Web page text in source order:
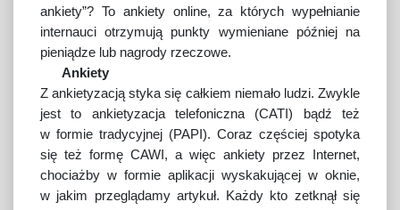
ankiety”? To ankiety online, za których wypełnianie
internauci otrzymują punkty wymieniane później na
pieniądze lub nagrody rzeczowe.
Ankiety
Z ankietyzacją styka się całkiem niemało ludzi. Zwykle
jest to ankietyzacja telefoniczna (CATI) bądź też
w formie tradycyjnej (PAPI). Coraz częściej spotyka
się też formę CAWI, a więc ankiety przez Internet,
chociażby w formie aplikacji wyskakującej w oknie,
w jakim przeglądamy artykuł. Każdy kto zetknął się